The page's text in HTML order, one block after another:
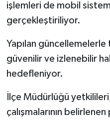
işlemleri de mobil
gerçekleştiriliyor.
Yapılan güncellemelerle
güvenilir ve izlenebilir
hedefleniyor.
İlçe Müdürlüğü
çalışmalarının